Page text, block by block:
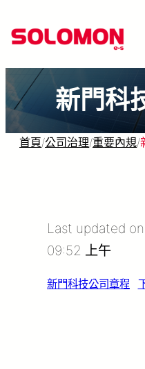
至
要
內
容
新門科
首頁/公司治理/重要內規/
Last updated
09:52 上午
新門科技公司章程